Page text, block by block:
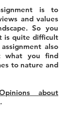
is to
and values
So you
is quite difficult
also
what you find
to nature and
about
.